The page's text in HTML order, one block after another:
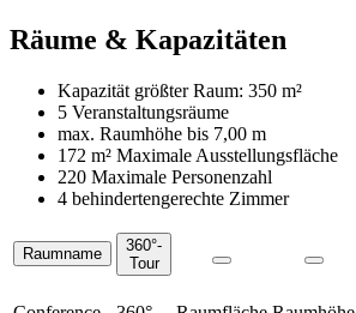
Räume & Kapazitäten
Kapazität größter Raum: 350 m²
5 Veranstaltungsräume
max. Raumhöhe bis 7,00 m
172 m² Maximale Ausstellungsfläche
220 Maximale Personenzahl
4 behindertengerechte Zimmer
Räume
Raumname
360°-
Tour